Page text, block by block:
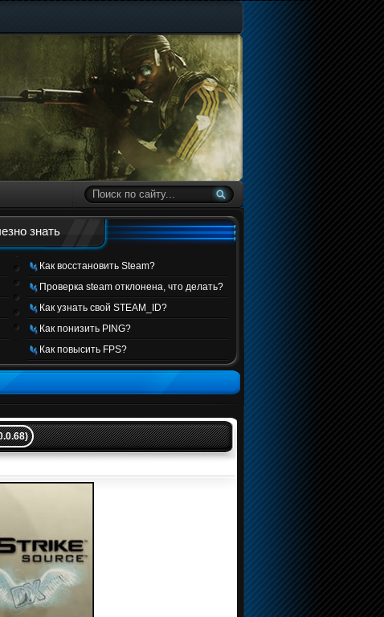
знать
Как восстановить Steam?
Проверка steam отклонена, что делать?
Как узнать свой STEAM_ID?
Как понизить PING?
Как повысить FPS?